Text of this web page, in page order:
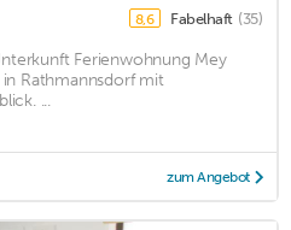
8,6 Fabelhaft (35)
Ferienwohnung Mey
Rathmannsdorf mit
...
zum Angebot